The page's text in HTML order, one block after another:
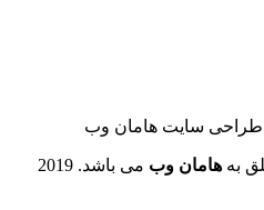
هامان وب
وبمی باشد. 2019